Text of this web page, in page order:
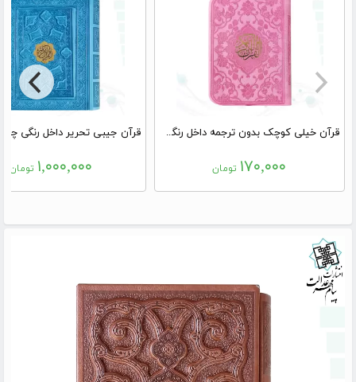
قرآن خیلی کوچک بدون ترجمه داخل رنگی چرم
۱۷۰,۰۰۰ تومان ۱,۰۰۰,۰۰۰ تومان